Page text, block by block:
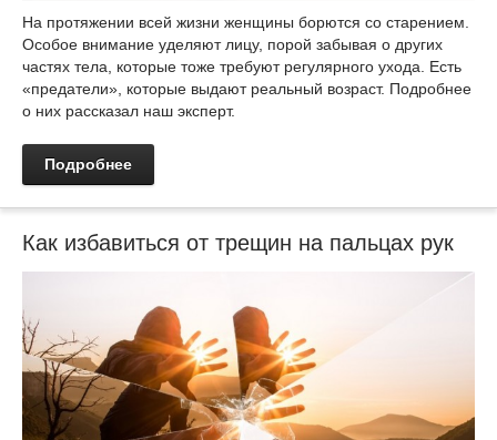
На протяжении всей жизни женщины борются со старением.
Особое внимание уделяют лицу, порой забывая о других
частях тела, которые тоже требуют регулярного ухода. Есть
«предатели», которые выдают реальный возраст. Подробнее
о них рассказал наш эксперт.
Подробнее
Как избавиться от трещин на пальцах рук